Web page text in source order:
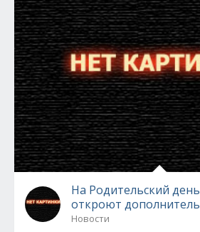
На Родительский
откроют
Новости